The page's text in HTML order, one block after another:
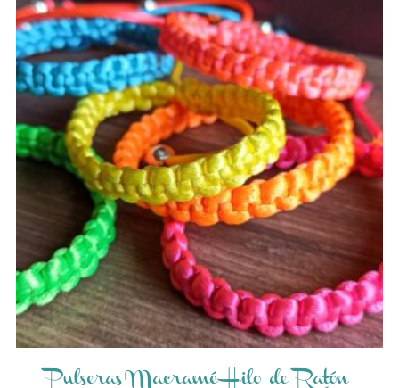
Pulseras Macramé Hilo de Ratón